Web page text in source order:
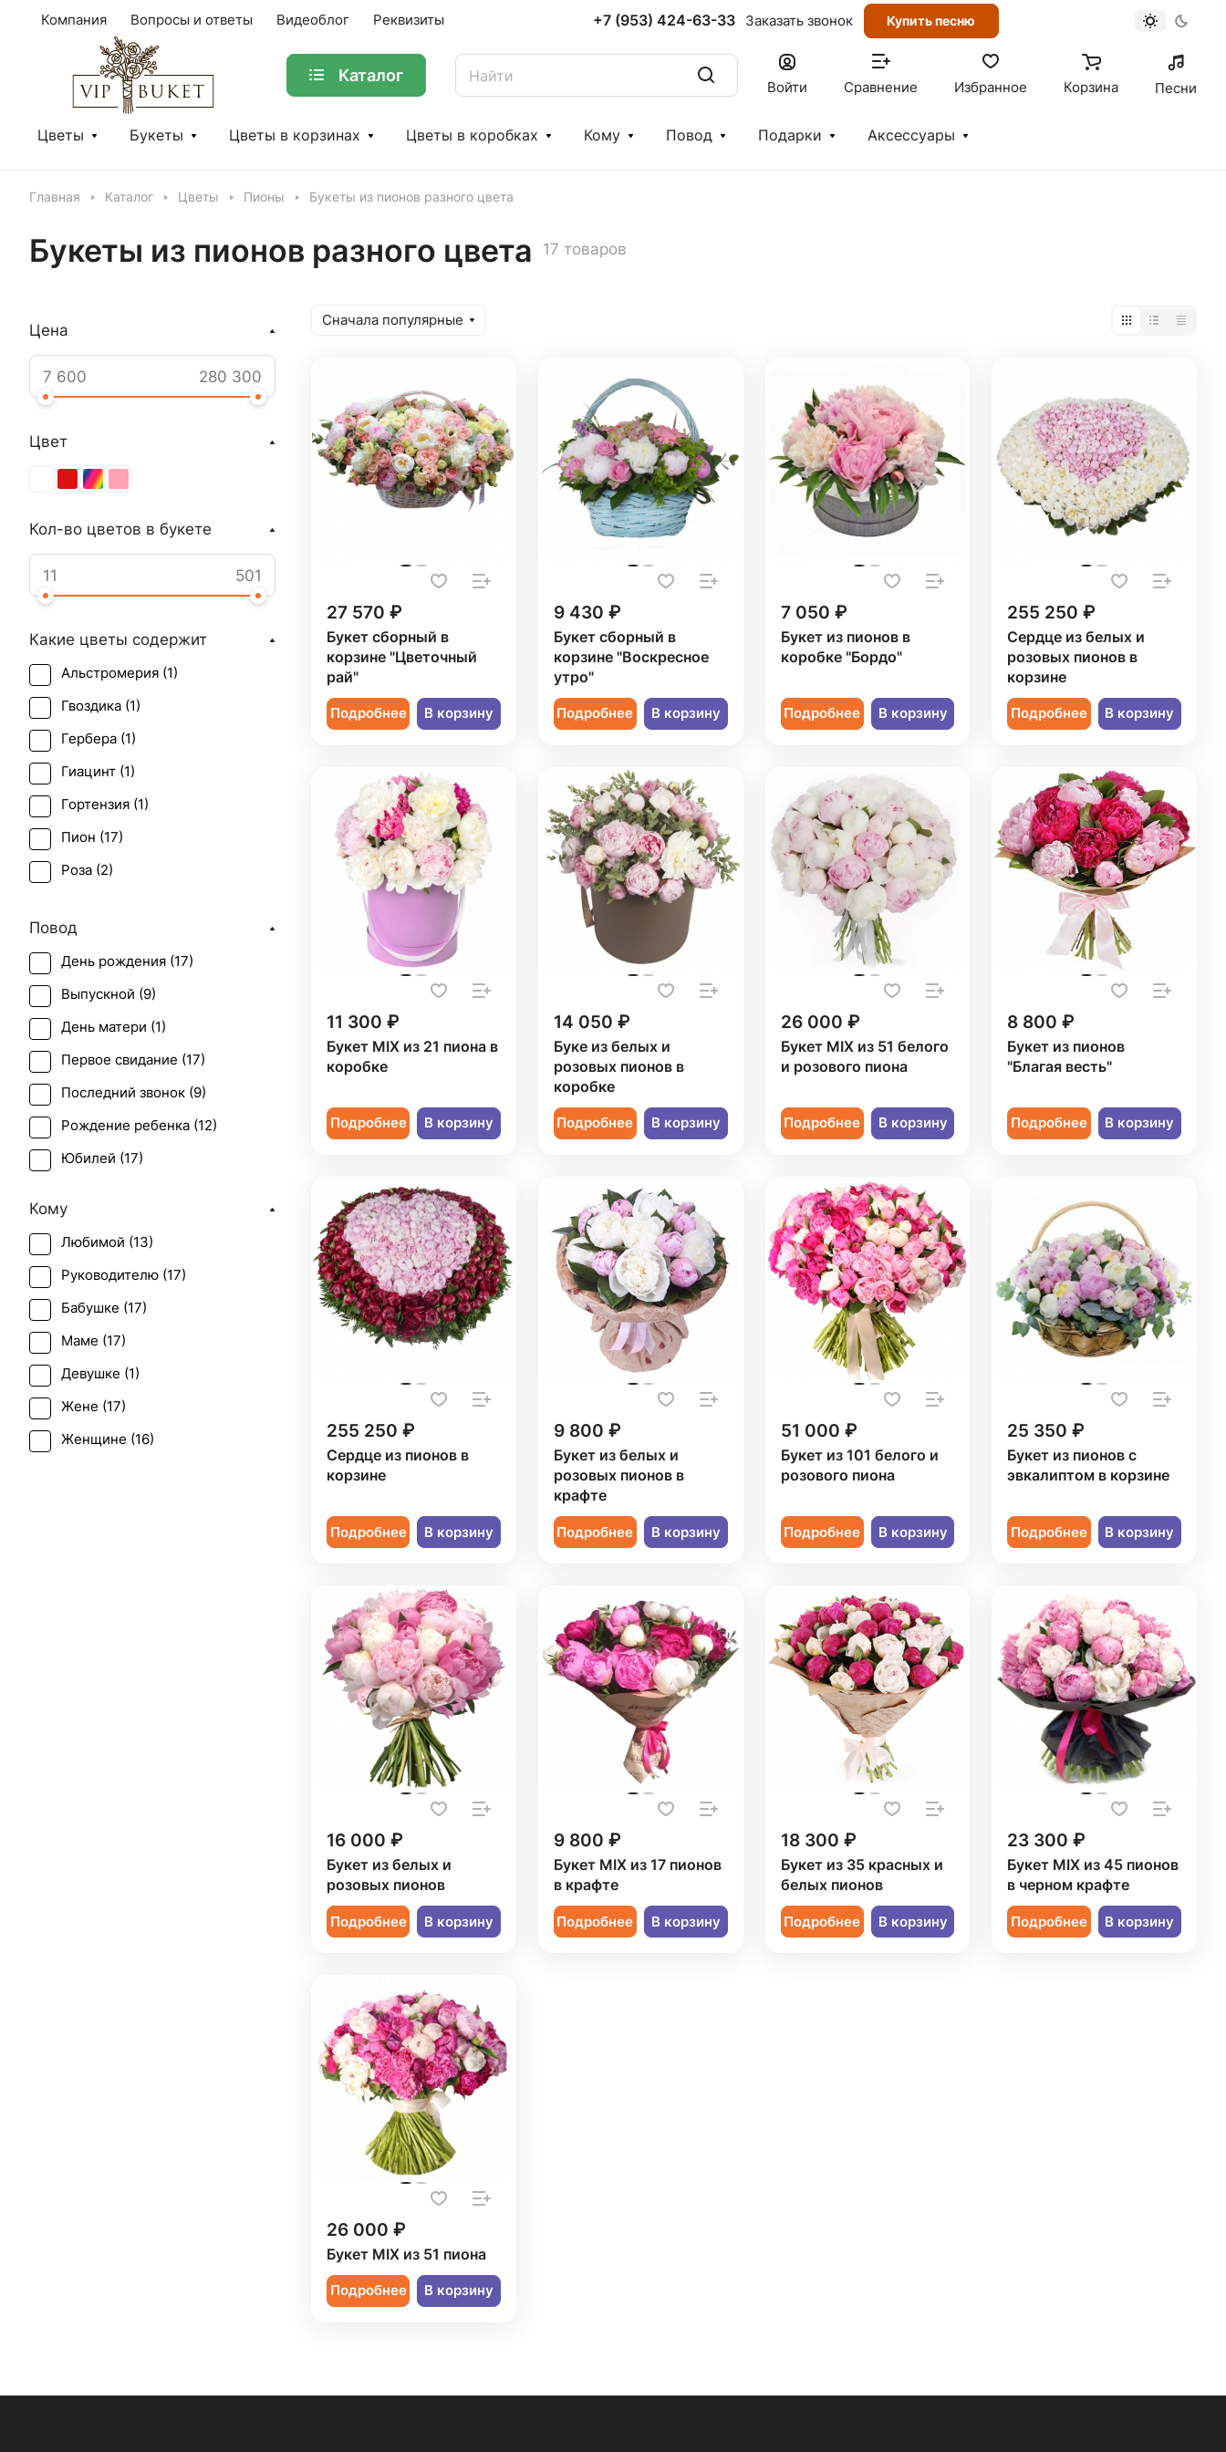
Компания Вопросы и ответы Видеоблог Реквизиты +7 (953) 424-63-33 Заказать звонок Купить песню
Каталог
Войти Сравнение Избранное Корзина Песни
Цветы Букеты Цветы в корзинах Цветы в коробках Кому Повод Подарки Аксессуары
Главная Каталог Цветы Пионы Букеты из пионов разного цвета
Букеты из пионов разного цвета 17 товаров
Сначала популярные
27 570 ₽
Букет сборный в
корзине "Цветочный
рай"
Подробнее В корзину
9 430 ₽
Букет сборный в
корзине "Воскресное
утро"
Подробнее В корзину
7 050 ₽
Букет из пионов в
коробке "Бордо"
Подробнее В корзину
255 250 ₽
Сердце из белых и
розовых пионов в
корзине
Подробнее В корзину
11 300 ₽
Букет MIX из 21 пиона в
коробке
Подробнее В корзину
14 050 ₽
Буке из белых и
розовых пионов в
коробке
Подробнее В корзину
26 000 ₽
Букет MIX из 51 белого
и розового пиона
Подробнее В корзину
8 800 ₽
Букет из пионов
"Благая весть"
Подробнее В корзину
255 250 ₽
Сердце из пионов в
корзине
Подробнее В корзину
9 800 ₽
Букет из белых и
розовых пионов в
крафте
Подробнее В корзину
51 000 ₽
Букет из 101 белого и
розового пиона
Подробнее В корзину
25 350 ₽
Букет из пионов с
эвкалиптом в корзине
Подробнее В корзину
16 000 ₽
Букет из белых и
розовых пионов
Подробнее В корзину
9 800 ₽
Букет MIX из 17 пионов
в крафте
Подробнее В корзину
18 300 ₽
Букет из 35 красных и
белых пионов
Подробнее В корзину
23 300 ₽
Букет MIX из 45 пионов
в черном крафте
Подробнее В корзину
26 000 ₽
Букет MIX из 51 пиона
Подробнее В корзину
Цена
Цвет
Кол-во цветов в букете
Какие цветы содержит
Альстромерия (1)
Гвоздика (1)
Гербера (1)
Гиацинт (1)
Гортензия (1)
Пион (17)
Роза (2)
Эустома (
Повод
День рождения (17)
Выпускной (9)
День матери (1)
Первое свидание (17)
Последний звонок (9)
Рождение ребенка (12)
Юбилей (17)
Кому
Любимой (13)
Руководителю (17)
Бабушке (17)
Маме (17)
Девушке (1)
Жене (17)
Женщине (16)